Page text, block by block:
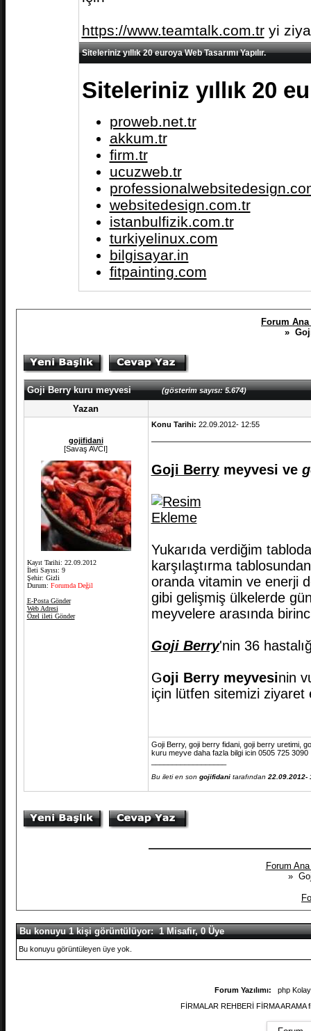
https://www.teamtalk.com.tryi
Siteleriniz yıllık 20 euroya Web Tasarımı Yapılır.
Siteleriniz yıllık 20
proweb.net.tr
akkum.tr
firm.tr
ucuzweb.tr
websitedesign.com.tr
istanbulfizik.com.tr
turkiyelinux.com
bilgisayar.in
fitpainting.com
Forum Ana
»
Goji Berry kuru meyvesi(gösterim sayısı: 5.674)
Yazan
gojifidani
[Savaş AVCI]
Kayıt Tarihi: 22.09.2012
İleti Sayısı: 9
Şehir: Gizli
Durum: Forumda Değil
E-Posta Gönder
Web Adresi
Özel ileti Gönder
Konu Tarihi: 22.09.2012- 12:55
Goji Berrymeyvesi ve
Yukarıda verdiğim
karşılaştırma
oranda vitamin ve enerji
gibi gelişmiş ülkelerde
meyvelere arasında
Goji Berry'nin 36
Goji Berry meyvesinin
için lütfen sitemizi
Goji Berry, goji berry fidani, goji berry uretimi,
kuru meyve daha fazla bilgi icin 0505 725 3090
Bu ileti en son gojifidanitarafından 22.09.2012-
Forum
»
Bu konuyu 1 kişi görüntülüyor: 1 Misafir, 0 Üye
Bu konuyu görüntüleyen üye yok.
Forum Yazılımı:
php
FİRMALAR REHBERİ FİRMA